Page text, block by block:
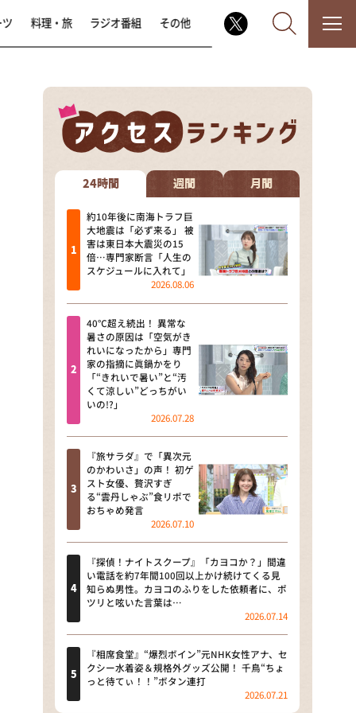
なるみ・岡村の過ぎるTV
相席食堂
これ余談なんですけど・・・
～人生密着トークバラエティ！
～ やすとものいたって真剣です
探偵！ナイトスクープ
news おかえり
河合＆A.B.C-Z塚田×福井アナ
「なんでやねん！？」（news お
かえり）
DAIGOも台所 ～きょうの献立 何
にする？～
本日はダイアンなり！シーズン２
朝だ！生です旅サラダ
教えて！ニュースライブ 正義の
ミカタ
ＬＩＦＥ～夢のカタチ～
新婚さんいらっしゃい！
ポツンと一軒家
ザキ山小屋本館
料理・旅 ラジオ番組 その他
24時間 週間 月間
約10年後に南海トラフ巨
大地震は「必ず来る」 被
害は東日本大震災の15
倍…専門家断言「人生の
スケジュールに入れて」
2026.08.06
40℃超え続出！ 異常な
暑さの原因は「空気がき
れいになったから」専門
家の指摘に眞鍋かをり
「“きれいで暑い”と“汚
くて涼しい”どっちがい
いの!?」
2026.07.28
『旅サラダ』で「異次元
のかわいさ」の声！ 初ゲ
スト女優、贅沢すぎ
る“雲丹しゃぶ”食リポで
おちゃめ発言
2026.07.10
『探偵！ナイトスクープ』「カヨコか？」間違
い電話を約7年間100回以上かけ続けてくる見
知らぬ男性。カヨコのふりをした依頼者に、ポ
ツリと呟いた言葉は…
2026.07.14
『相席食堂』“爆烈ボイン”元NHK女性アナ、セ
クシー水着姿＆規格外グッズ公開！ 千鳥“ちょ
っと待てぃ！！”ボタン連打
2026.07.21